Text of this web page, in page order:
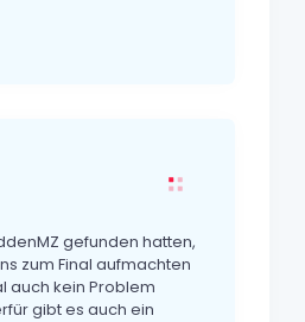
gefunden hatten,
zum Final aufmachten
auch kein Problem
gibt es auch ein